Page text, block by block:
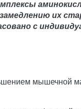
их
с
мышечной